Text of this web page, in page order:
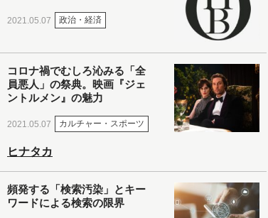
2021.05.07 政治・経済
コロナ禍でむしろ沁みる「全
員悪人」の祭典。映画『ジェ
ントルメン』の魅力
2021.05.07 カルチャー・スポーツ
ヒナタカ
頻発する「検索汚染」とキー
ワードによる検索の限界